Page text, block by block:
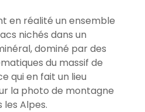
en réalité un ensemble
nichés dans un
dominé par des
du massif de
qui en fait un lieu
la photo de montagne
les Alpes.